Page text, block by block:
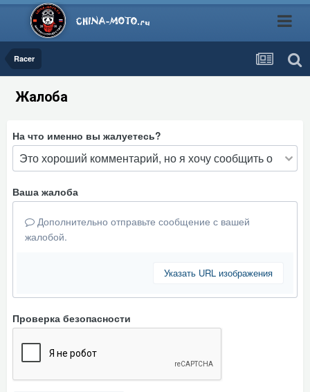
Racer
Жалоба
На что именно вы жалуетесь?
Ваша жалоба
Дополнительно отправьте сообщение с вашей
жалобой.
Указать URL изображения
Проверка безопасности